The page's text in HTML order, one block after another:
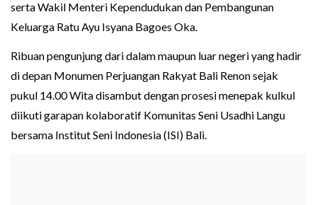
serta Wakil Menteri Kependudukan dan Pembangunan
Keluarga Ratu Ayu Isyana Bagoes Oka.
Ribuan pengunjung dari dalam maupun luar negeri yang hadir
di depan Monumen Perjuangan Rakyat Bali Renon sejak
pukul 14.00 Wita disambut dengan prosesi menepak kulkul
diikuti garapan kolaboratif Komunitas Seni Usadhi Langu
bersama Institut Seni Indonesia (ISI) Bali.